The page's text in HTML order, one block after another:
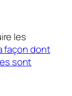
les
façon dont
sont